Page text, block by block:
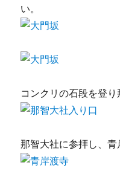
い。
コンクリの石段を登り
那智大社に参拝し、青